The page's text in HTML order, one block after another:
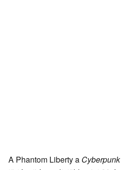
A Phantom Liberty a